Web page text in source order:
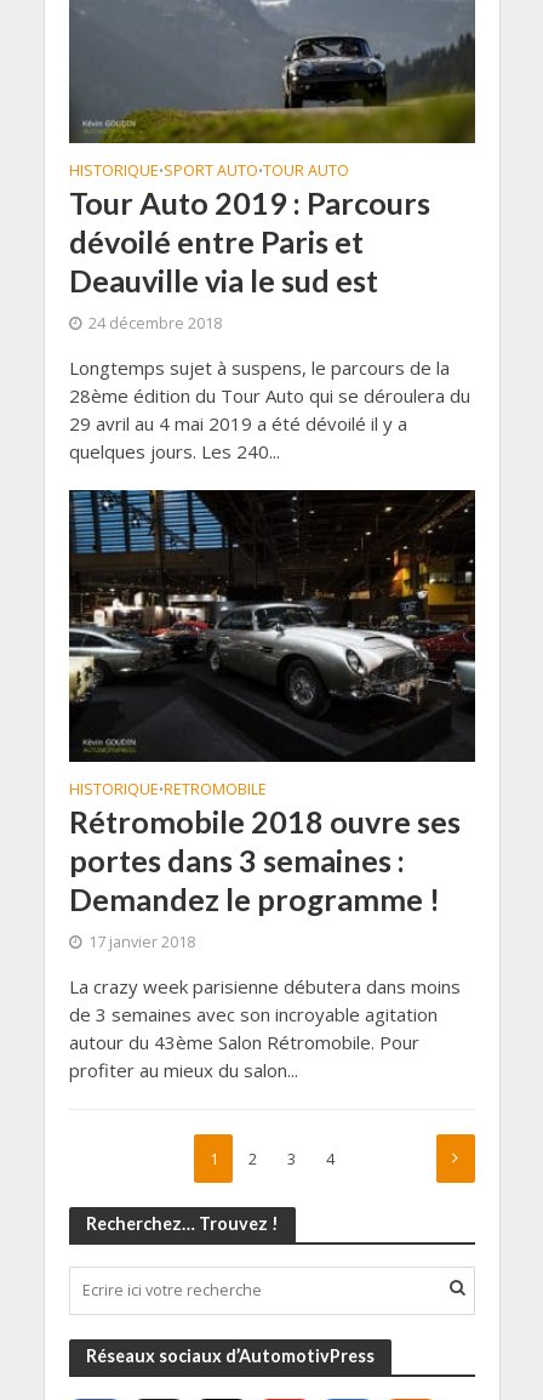
HISTORIQUE•SPORT AUTO•TOUR AUTO
Tour Auto 2019 : Parcours
dévoilé entre Paris et
Deauville via le sud est
24 décembre 2018
Longtemps sujet à suspens, le parcours de la
28ème édition du Tour Auto qui se déroulera du
29 avril au 4 mai 2019 a été dévoilé il y a
quelques jours. Les 240...
HISTORIQUE•RETROMOBILE
Rétromobile 2018 ouvre ses
portes dans 3 semaines :
Demandez le programme !
17 janvier 2018
La crazy week parisienne débutera dans moins
de 3 semaines avec son incroyable agitation
autour du 43ème Salon Rétromobile. Pour
profiter au mieux du salon...
1 2 3 4
Recherchez… Trouvez !
Réseaux sociaux d’AutomotivPress